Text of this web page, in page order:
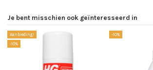
Je bent misschien ook geïnteresseerd in
Aanbieding!
-10%
-10%